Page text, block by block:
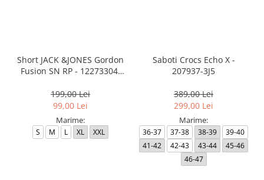
Short JACK &JONES Gordon
Fusion SN RP - 12273304-
199,00 Lei
99,00 Lei
Marime:
S M L XL XXL
Saboti Crocs Echo X -
207937-3J5
389,00 Lei
299,00 Lei
Marime:
36-37 37-38 38-39
39-40
41-42
42-43 43-44
45-46
46-47